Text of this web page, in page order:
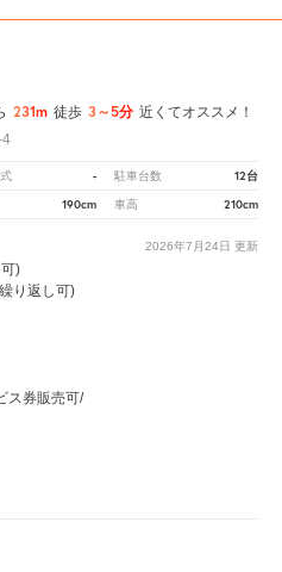
231m 徒歩 3～5分 近くてオススメ！
4
- 駐車台数 12台
190cm 車高 210cm
2026年7月24日 更新
)
り返し可)
ス券販売可/